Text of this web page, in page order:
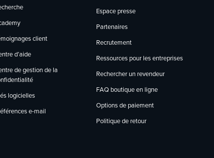
client
d’aide
de gestion de la
logicielles
e-mail
Espace presse
Partenaires
Recrutement
Ressources pour les entreprises
Rechercher un revendeur
FAQ boutique en ligne
Options de paiement
Politique de retour